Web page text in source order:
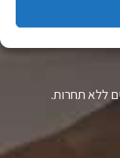
ללא תחרות.